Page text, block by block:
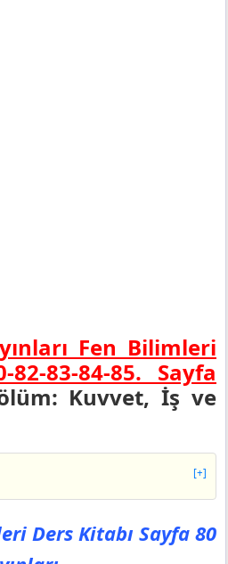
Fen Bilimleri
83-84-85. Sayfa
Kuvvet, İş ve
[+]
Kitabı Sayfa 80 Cevapları
Kitabı Sayfa 82 Cevapları
Ders Kitabı Sayfa 80